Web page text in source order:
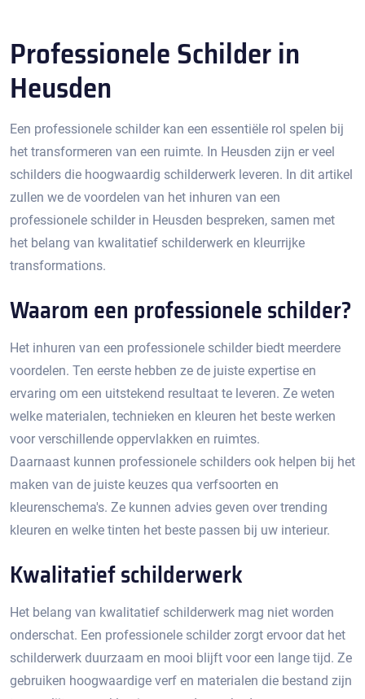
Professionele Schilder in
Heusden
Een professionele schilder kan een essentiële rol spelen bij
het transformeren van een ruimte.​ In Heusden zijn er veel
schilders die hoogwaardig schilderwerk leveren.​ In dit artikel
zullen we de voordelen van het inhuren van een
professionele schilder in Heusden bespreken, samen met
het belang van kwalitatief schilderwerk en kleurrijke
transformations.
Waarom een professionele schilder?
Het inhuren van een professionele schilder biedt meerdere
voordelen.​ Ten eerste hebben ze de juiste expertise en
ervaring om een uitstekend resultaat te leveren.​ Ze weten
welke materialen, technieken en kleuren het beste werken
voor verschillende oppervlakken en ruimtes.
Daarnaast kunnen professionele schilders ook helpen bij het
maken van de juiste keuzes qua verfsoorten en
kleurenschema's.​ Ze kunnen advies geven over trending
kleuren en welke tinten het beste passen bij uw interieur.​
Kwalitatief schilderwerk
Het belang van kwalitatief schilderwerk mag niet worden
onderschat.​ Een professionele schilder zorgt ervoor dat het
schilderwerk duurzaam en mooi blijft voor een lange tijd. Ze
gebruiken hoogwaardige verf en materialen die bestand zijn